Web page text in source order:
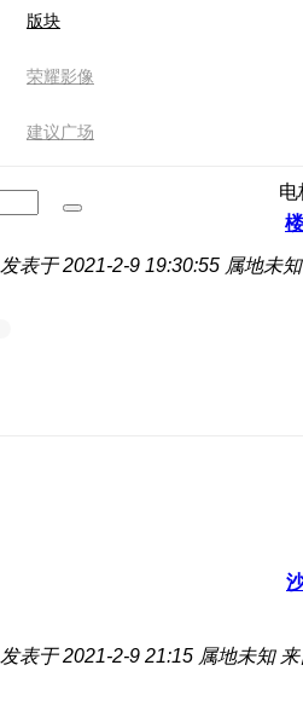
版块
荣耀影像
建议广场
电
发表于 2021-2-9 19:30:55 属地未知
发表于 2021-2-9 21:15 属地未知